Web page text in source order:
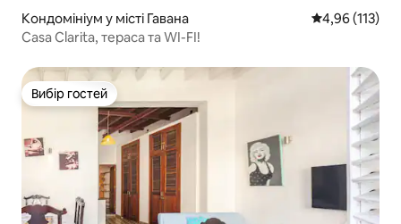
Кондомініум у місті Гавана Середня
4,96 (113)
Casa Clarita, тераса та WI-FI!
Вибір гостей
Вибір гостей